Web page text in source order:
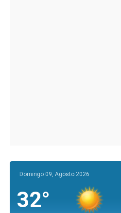
Domingo 09, Agosto 2026
32°